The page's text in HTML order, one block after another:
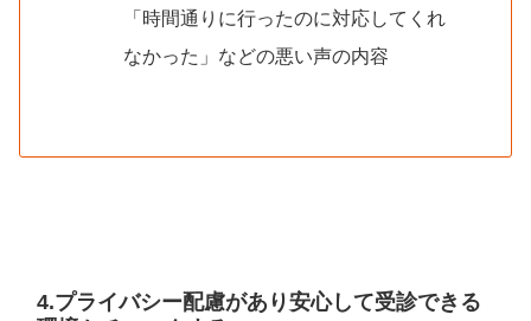
「時間通りに行ったのに対応してくれ
なかった」などの悪い声の内容
4.プライバシー配慮があり安心して受診できる